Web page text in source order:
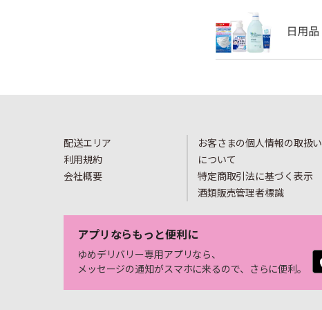
配送エリア
利用規約
会社概要
お客さまの個人情報の取扱い
について
特定商取引法に基づく表示
酒類販売管理者標識
アプリならもっと便利に
ゆめデリバリー専用アプリなら、
メッセージの通知がスマホに来るので、さらに便利。